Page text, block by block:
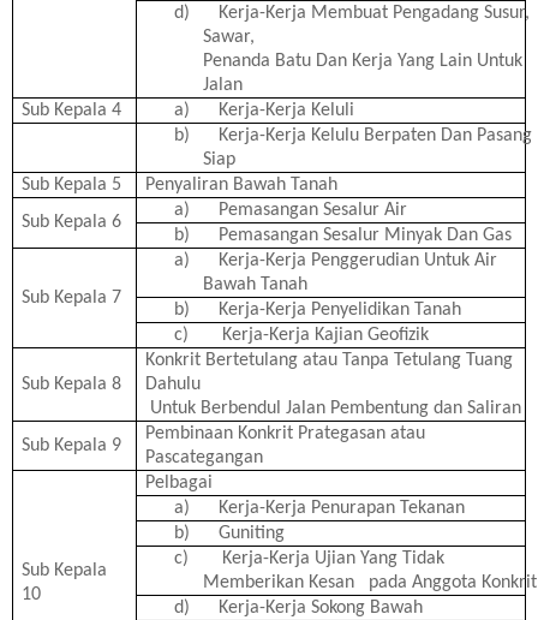
d)
Kerja-Kerja Membuat Pengadang Susur,
Sawar,
Penanda Batu Dan Kerja Yang Lain Untuk
Jalan
Sub Kepala 4
a)
Kerja-Kerja Keluli
b)
Kerja-Kerja Kelulu Berpaten Dan Pasang
Siap
Sub Kepala 5
Penyaliran Bawah Tanah
Sub Kepala 6
a)
Pemasangan Sesalur Air
b)
Pemasangan Sesalur Minyak Dan Gas
Sub Kepala 7
a)
Kerja-Kerja Penggerudian Untuk Air
Bawah Tanah
b)
Kerja-Kerja Penyelidikan Tanah
c)
Kerja-Kerja Kajian Geofizik
Sub Kepala 8
Konkrit Bertetulang atau Tanpa Tetulang Tuang
Dahulu
Untuk Berbendul Jalan Pembentung dan Saliran
Sub Kepala 9
Pembinaan Konkrit Prategasan atau
Pascategangan
Sub Kepala
10
Pelbagai
a)
Kerja-Kerja Penurapan Tekanan
b)
Guniting
c)
Kerja-Kerja Ujian Yang Tidak
Memberikan Kesan pada Anggota Konkrit
d)
Kerja-Kerja Sokong Bawah